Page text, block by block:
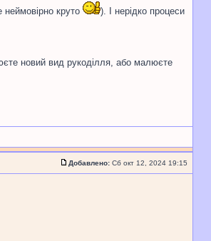
круто
). І нерідко процеси
новий вид рукоділля, або малюєте
Добавлено: Сб окт 12, 2024 19:15